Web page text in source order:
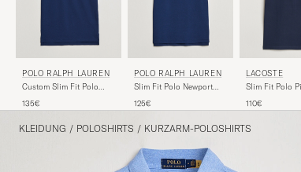
POLO RALPH LAUREN
Custom Slim Fit Polo
135€
POLO RALPH LAUREN
Slim Fit Polo Newport
125€
LACOSTE
Slim Fit Polo
110€
KLEIDUNG / POLOSHIRTS / KURZARM-POLOSHIRTS